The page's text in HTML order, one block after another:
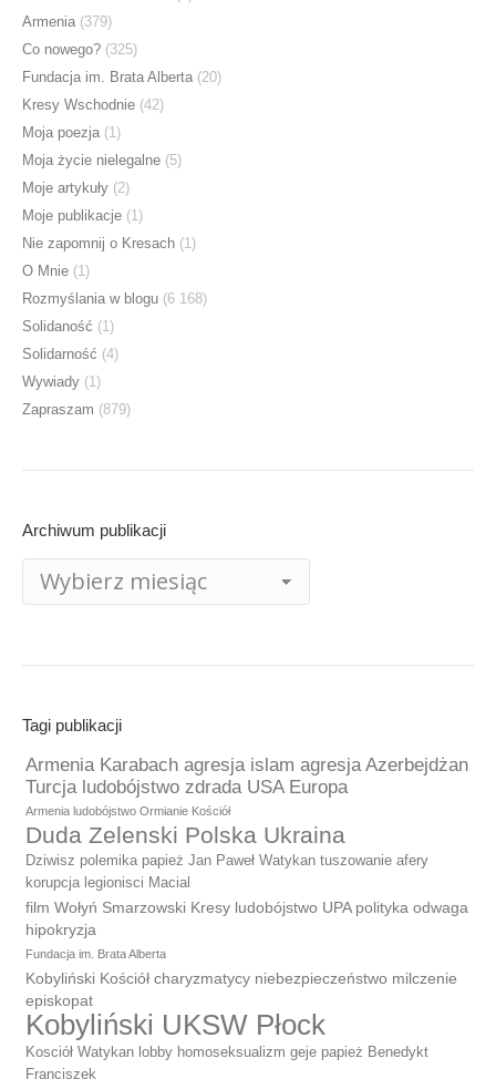
Armenia (379)
Co nowego? (325)
Fundacja im. Brata Alberta (20)
Kresy Wschodnie (42)
Moja poezja (1)
Moja życie nielegalne (5)
Moje artykuły (2)
Moje publikacje (1)
Nie zapomnij o Kresach (1)
O Mnie (1)
Rozmyślania w blogu (6 168)
Solidaność (1)
Solidarność (4)
Wywiady (1)
Zapraszam (879)
Archiwum publikacji
publikacji
Tagi publikacji
Armenia Karabach agresja islam agresja Azerbejdżan
Turcja ludobójstwo zdrada USA Europa
Armenia ludobójstwo Ormianie Kościół
Duda Zelenski Polska Ukraina
Dziwisz polemika papież Jan Paweł Watykan tuszowanie afery
korupcja legionisci Macial
film Wołyń Smarzowski Kresy ludobójstwo UPA polityka odwaga
hipokryzja
Fundacja im. Brata Alberta
Kobyliński Kościół charyzmatycy niebezpieczeństwo milczenie
episkopat
Kobyliński UKSW Płock
Kosciół Watykan lobby homoseksualizm geje papież Benedykt
Franciszek